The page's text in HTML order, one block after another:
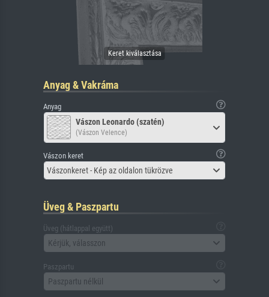
Anyag & Vakráma
Anyag
Vászon Leonardo (szatén)
(Vászon Velence)
Vászon keret
Vászonkeret - Kép az oldalon tükrözve
Üveg & Paszpartu
Üveg (hátlappal együtt)
Kérjük, válasszon
Paszpartu
Paszpartu nélkül